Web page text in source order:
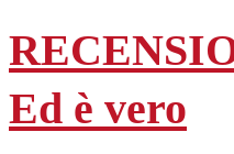
Ed è vero